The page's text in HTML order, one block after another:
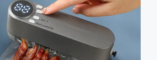
ャレンジ ビュー